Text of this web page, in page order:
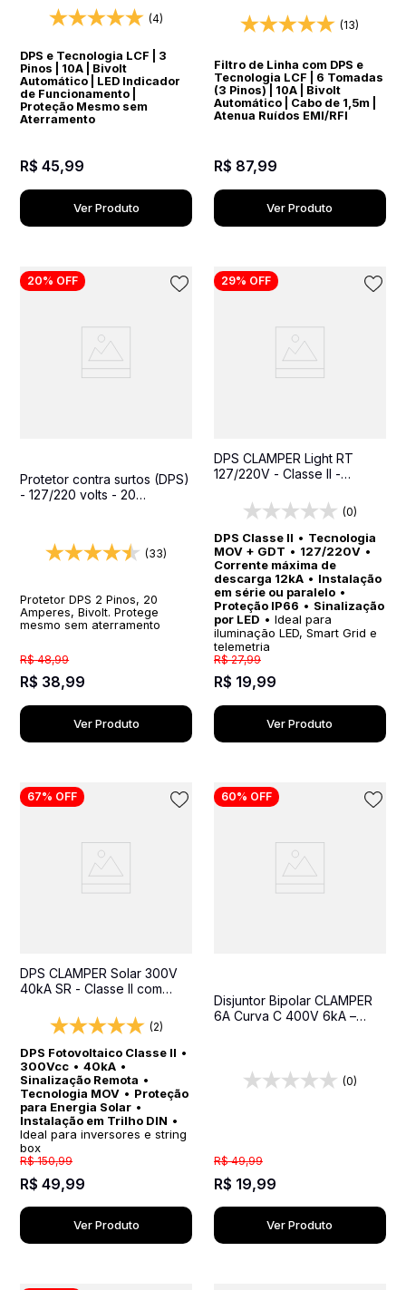
(4)
DPS e Tecnologia LCF | 3
Pinos | 10A | Bivolt
Automático | LED Indicador
de Funcionamento |
Proteção Mesmo sem
Aterramento
R$ 45,99
Ver Produto
Elétrico DPS Bivolt
(13)
Filtro de Linha com DPS e
Tecnologia LCF | 6 Tomadas
(3 Pinos) | 10A | Bivolt
Automático | Cabo de 1,5m |
Atenua Ruídos EMI/RFI
R$ 87,99
Ver Produto
20% OFF
Protetor contra surtos (DPS)
- 127/220 volts - 20
(33)
Protetor DPS 2 Pinos, 20
Amperes, Bivolt. Protege
mesmo sem aterramento
R$ 48,99
R$ 38,99
Ver Produto
29% OFF
DPS CLAMPER Light RT
127/220V - Classe II -
Iluminação LED, Smart Grid e
Telemetria
(0)
DPS Classe II • Tecnologia
MOV + GDT • 127/220V•
Corrente máxima de
descarga 12kA• Instalação
em série ou paralelo•
Proteção IP66 • Sinalização
por LED • Ideal para
iluminação LED, Smart Grid e
telemetria
R$ 27,99
R$ 19,99
Ver Produto
67% OFF
DPS CLAMPER Solar 300V
40kA SR - Classe II com
Sistemas Fotovoltaicos(2)
DPS Fotovoltaico Classe II •
300Vcc •40kA •
Sinalização Remota •
Tecnologia MOV • Proteção
para Energia Solar •
Instalação em Trilho DIN •
Ideal para inversores e string
box
R$ 150,99
R$ 49,99
Ver Produto
60% OFF
Disjuntor Bipolar CLAMPER
6A Curva C 400V 6kA –
(0)
R$ 49,99
R$ 19,99
Ver Produto